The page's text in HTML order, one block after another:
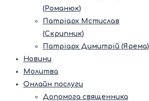
(Романюк)
Патріарх Мстислав
(Скрипник)
Патріарх Димитрій (Ярема)
Новини
Молитва
Онлайн послуги
Допомога священника